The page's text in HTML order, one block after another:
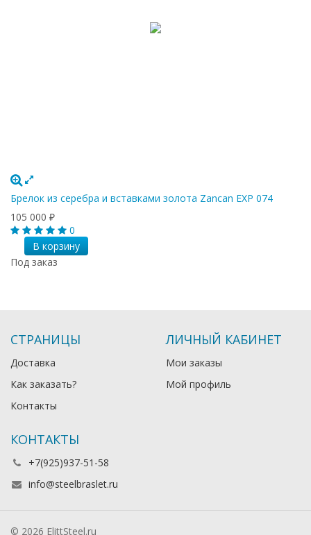
Брелок из серебра и вставками золота Zancan EXP 074
105 000 ₽
0
В корзину
Под заказ
СТРАНИЦЫ
Доставка
Как заказать?
Контакты
ЛИЧНЫЙ КАБИНЕТ
Мои заказы
Мой профиль
КОНТАКТЫ
+7(925)937-51-58
info@steelbraslet.ru
© 2026 ElittSteel.ru